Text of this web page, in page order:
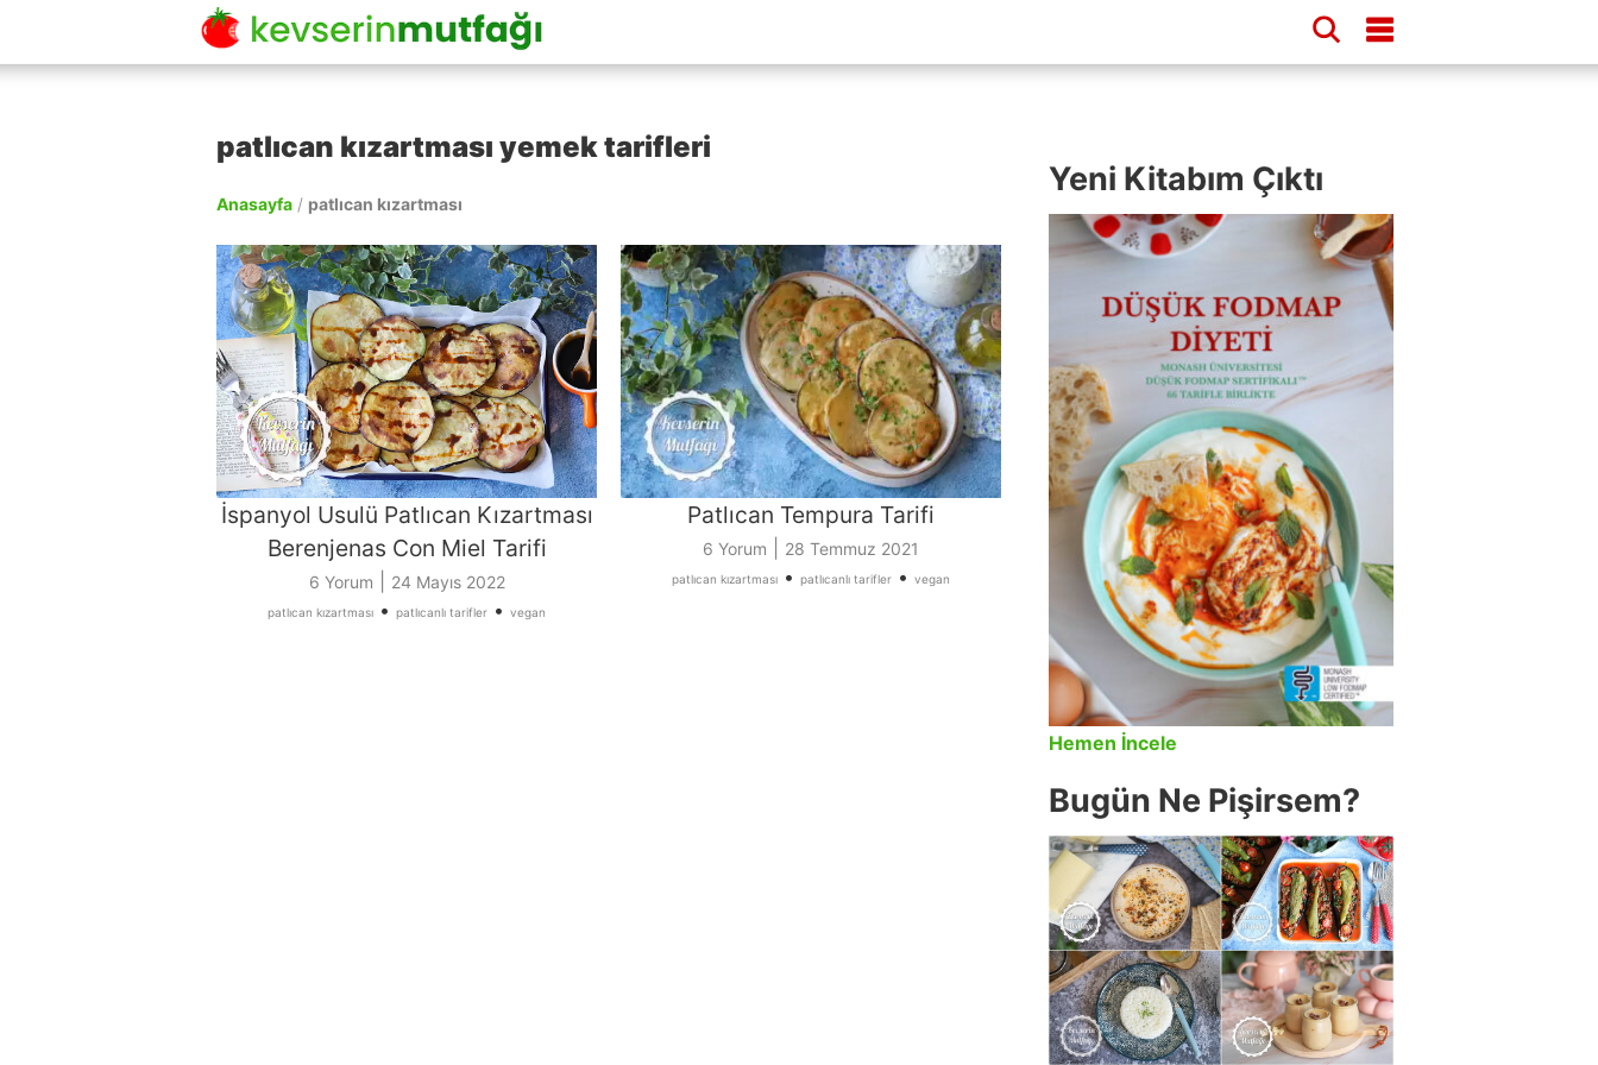
patlıcan kızartması yemek tarifleri
Anasayfa / patlıcan kızartması
İspanyol Usulü Patlıcan Kızartması
Berenjenas Con Miel Tarifi
6 Yorum 24 Mayıs 2022
patlıcan kızartması • patlıcanlı tarifler • vegan
Patlıcan Tempura Tarifi
6 Yorum 28 Temmuz 2021
patlıcan kızartması • patlıcanlı tarifler • vegan
Yeni Kitabım Çıktı
Hemen İncele
Bugün Ne Pişirsem?